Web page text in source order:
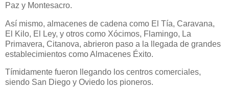
Paz y Montesacro.
Así mismo, almacenes de cadena como El Tía, Caravana,
El Kilo, El Ley, y otros como Xócimos, Flamingo, La
Primavera, Citanova, abrieron paso a la llegada de grandes
establecimientos como Almacenes Éxito.
Tímidamente fueron llegando los centros comerciales,
siendo San Diego y Oviedo los pioneros.